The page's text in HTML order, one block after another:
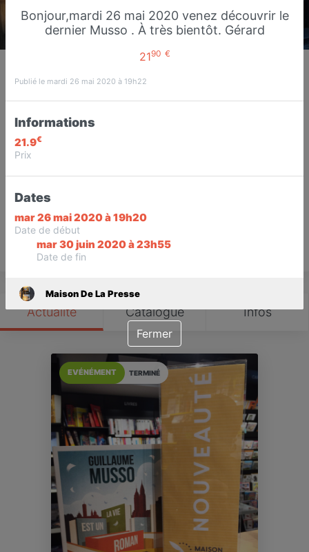
Maison De La Presse
Presse Librairie Carterie Point Relais
Ouvert jusqu'à 12:30
Actualité Catalogue Infos
TERMINÉ
EVÉNÉMENT
Bonjour,mardi 26 mai 2020 venez découvrir le
dernier Musso . À très bientôt. Gérard
2190 €
Publié le mardi 26 mai 2020 à 19h22
Informations
21.9€
Prix
Dates
mar 26 mai 2020 à 19h20
Date de début
mar 30 juin 2020 à 23h55
Date de fin
Maison De La Presse
Fermer